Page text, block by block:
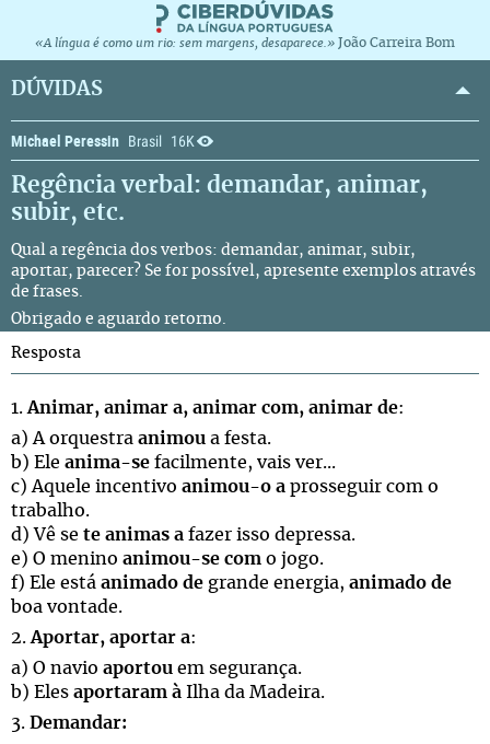
«A língua é como um rio: sem margens, desaparece.» João Carreira Bom
DÚVIDAS
Michael Peressin Brasil 16K
Regência verbal: demandar, animar,
subir, etc.
Qual a regência dos verbos: demandar, animar, subir,
aportar, parecer? Se for possível, apresente exemplos através
de frases.
Obrigado e aguardo retorno.
Resposta
1. Animar, animar a, animar com, animar de:
a) A orquestra animou a festa.
b) Ele anima-se facilmente, vais ver...
c) Aquele incentivo animou-o a prosseguir com o
trabalho.
d) Vê se te animas a fazer isso depressa.
e) O menino animou-se com o jogo.
f) Ele está animado de grande energia, animado de
boa vontade.
2. Aportar, aportar a:
a) O navio aportou em segurança.
b) Eles aportaram à Ilha da Madeira.
3. Demandar: